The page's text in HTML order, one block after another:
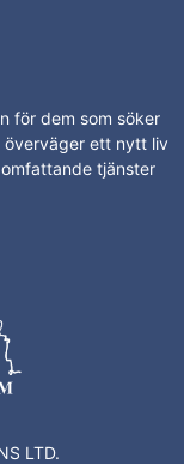
för dem som söker
överväger ett nytt liv
tjänster
LTD.